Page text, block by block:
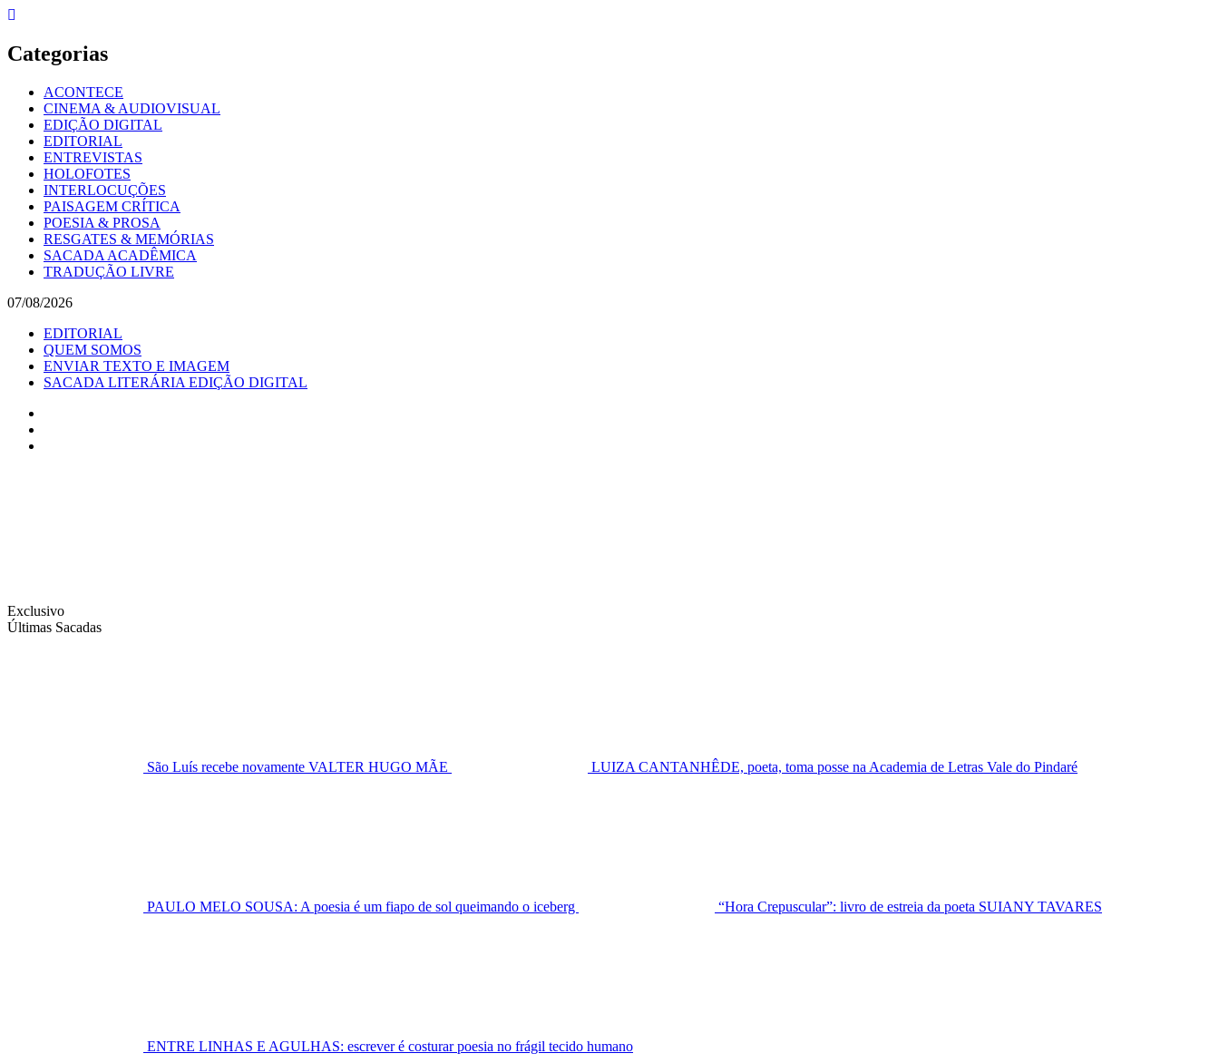
Skip
content
Categorias
ACONTECE
CINEMA & AUDIOVISUAL
EDIÇÃO DIGITAL
EDITORIAL
ENTREVISTAS
HOLOFOTES
INTERLOCUÇÕES
PAISAGEM CRÍTICA
POESIA & PROSA
RESGATES & MEMÓRIAS
SACADA ACADÊMICA
TRADUÇÃO LIVRE
07/08/2026
EDITORIAL
QUEM SOMOS
ENVIAR TEXTO E IMAGEM
SACADA LITERÁRIA EDIÇÃO DIGITAL
Exclusivo
Últimas Sacadas
São Luís recebe novamente VALTER HUGO MÃE LUIZA CANTANHÊDE, poeta, toma posse na Academia de Letras Vale do Pindaré
PAULO MELO SOUSA: A poesia é um fiapo de sol queimando o iceberg “Hora Crepuscular”: livro de estreia da poeta SUIANY TAVARES
ENTRE LINHAS E AGULHAS: escrever é costurar poesia no frágil tecido humano